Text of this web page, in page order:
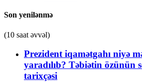
Son yenilənmə
(10 saat əvvəl)
Prezident iqamətgahı niyə
yaradılıb? Təbiətin özünün
tarixçəsi